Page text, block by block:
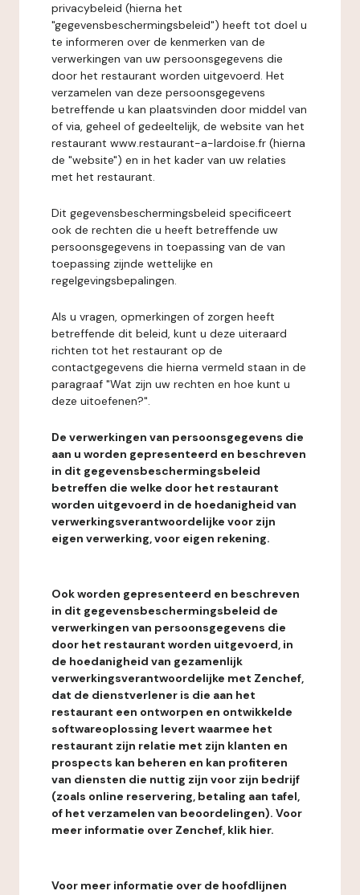
privacybeleid (hierna het
"gegevensbeschermingsbeleid") heeft tot doel u
te informeren over de kenmerken van de
verwerkingen van uw persoonsgegevens die
door het restaurant worden uitgevoerd. Het
verzamelen van deze persoonsgegevens
betreffende u kan plaatsvinden door middel van
of via, geheel of gedeeltelijk, de website van het
restaurant www.restaurant-a-lardoise.fr (hierna
de "website") en in het kader van uw relaties
met het restaurant.
Dit gegevensbeschermingsbeleid specificeert
ook de rechten die u heeft betreffende uw
persoonsgegevens in toepassing van de van
toepassing zijnde wettelijke en
regelgevingsbepalingen.
Als u vragen, opmerkingen of zorgen heeft
betreffende dit beleid, kunt u deze uiteraard
richten tot het restaurant op de
contactgegevens die hierna vermeld staan in de
paragraaf "Wat zijn uw rechten en hoe kunt u
deze uitoefenen?".
De verwerkingen van persoonsgegevens die
aan u worden gepresenteerd en beschreven
in dit gegevensbeschermingsbeleid
betreffen die welke door het restaurant
worden uitgevoerd in de hoedanigheid van
verwerkingsverantwoordelijke voor zijn
eigen verwerking, voor eigen rekening.
Ook worden gepresenteerd en beschreven
in dit gegevensbeschermingsbeleid de
verwerkingen van persoonsgegevens die
door het restaurant worden uitgevoerd, in
de hoedanigheid van gezamenlijk
verwerkingsverantwoordelijke met Zenchef,
dat de dienstverlener is die aan het
restaurant een ontworpen en ontwikkelde
softwareoplossing levert waarmee het
restaurant zijn relatie met zijn klanten en
prospects kan beheren en kan profiteren
van diensten die nuttig zijn voor zijn bedrijf
(zoals online reservering, betaling aan tafel,
of het verzamelen van beoordelingen). Voor
meer informatie over Zenchef, klik hier.
Voor meer informatie over de hoofdlijnen